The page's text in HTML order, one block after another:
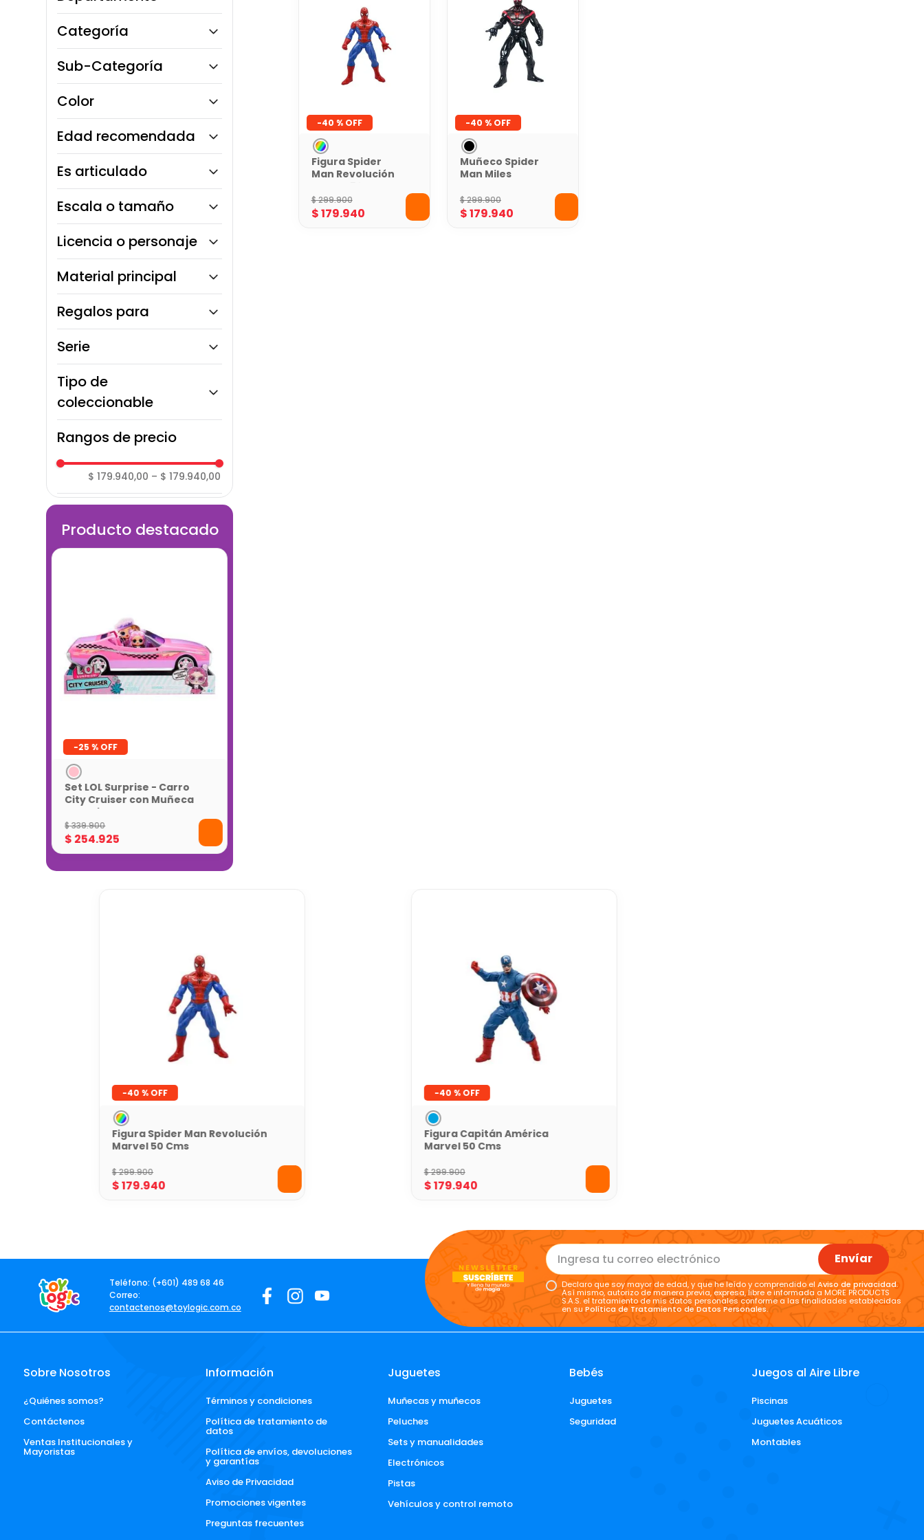
Monkey Market
Categoría
Sub-Categoría
Figuras Coleccionables
Color
Edad recomendada
6 a 8 años
Es articulado
Escala o tamaño
50 cm
Licencia o personaje
Spider Man
Material principal
Regalos para
Para todos
Serie
Superhéroes Marvel
Tipo de
coleccionable
Rangos de precio
$ 179.940,00 – $ 179.940,00
Producto destacado
-25 %
Set LOL Surprise - Carro
City Cruiser con Muñeca
Exclusiva
$339.900
$254.925
-40 %
Figura Spider
Man Revolución
$299.900
$179.940
-40 %
Muñeco Spider
Man Miles
50 cm
$299.900
$179.940
-40 %
Figura Spider Man Revolución
Marvel 50 Cms
$299.900
$179.940
-40 %
Figura Capitán América
Marvel 50 Cms
$299.900
$179.940
Teléfono: (+601) 489 68 46
Correo:
contactenos@toylogic.com.co
Envíar
Declaro que soy mayor de edad, y que he leído y comprendido elAviso de privacidad.
Así mismo, autorizo de manera previa, expresa, libre e informada a MORE PRODUCTS
S.A.S. el tratamiento de mis datos personales conforme a las finalidades establecidas
en suPolítica de Tratamiento de Datos Personales.
Sobre Nosotros
¿Quiénes somos?
Contáctenos
Ventas Institucionales y
Mayoristas
Información
Términos y condiciones
Política de tratamiento de
datos
Política de envíos, devoluciones
y garantías
Aviso de Privacidad
Promociones vigentes
Preguntas frecuentes
Juguetes
Muñecas y muñecos
Peluches
Sets y manualidades
Electrónicos
Pistas
Vehículos y control remoto
Bebés
Juguetes
Seguridad
Juegos al Aire Libre
Piscinas
Juguetes Acuáticos
Montables
10. bloques